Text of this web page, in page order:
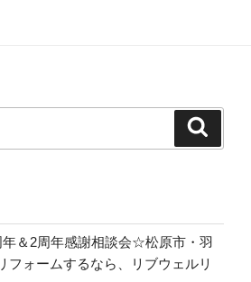
＆2周年感謝相談会☆松原市・羽
フォームするなら、リブウェルリ